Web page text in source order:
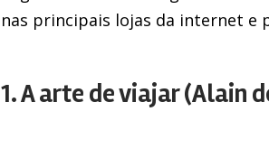
nas principais lojas da internet e
1. A arte de viajar (Alain